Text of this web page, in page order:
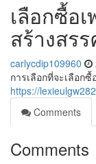
เลือกซื้อ
สร้างสร
carlycdip109960
การเลือกที่จะเลือก
https://
Comments
Comments